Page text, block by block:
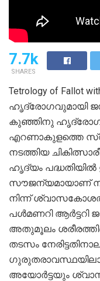
7.7k
SHARES
Tetrology of Fallot
ഹൃദ്രോഗവുമായി
കുഞ്ഞിനു ഹൃദ്രോഗ
എറണാകുളത്തെ
നടത്തിയ
ഹൃദ്യം പദ്ധതിയില്‍
സൗജന്യമായാണ്
നിന്ന്
പള്‍മണറി ആര്‍ട്ടറി
അതുമൂലം
തടസം
അയോര്‍ട്ടയും